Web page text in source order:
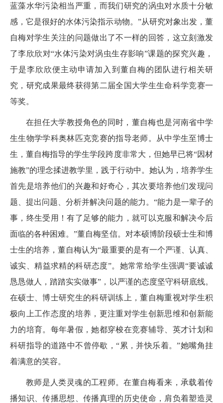
蓝藻水华污染相当严重，而我们研究的涡虫对水质十分敏
感，它是很好的水体污染指示动物。”从研究对象出发，董
自梅对学生关注的问题做出了不一样的回答，这立刻激发
了李欣欣对“水体污染对涡虫生存影响”课题的探究兴趣，
于是李欣欣便主动申请加入到董自梅的团队进行相关研
究，研究成果最终获得第二届全国大学生生命科学竞赛一
等奖。
在担任大学教授角色的同时，董自梅也是河南省中学
生生物学学科奥林匹克竞赛的指导老师。从中学生至博士
生，董自梅指导的学生学段跨度非常大，但她早已将“因材
施教”的理念揉进教学里，践于行动中。她认为，培养学生
首先是培养他们的兴趣和好奇心，其次要培养他们发现问
题、提出问题、分析并解决问题的能力。“能力是一辈子的
事，终生受用！有了足够的能力，就可以克服和解决今后
面临的各种困难。”董自梅坚信。对本硕博阶段硕士生和博
士生的培养，董自梅认为“最重要的是有一个严谨、认真、
诚实、精益求精的科研态度”。她常常给学生强调“要诚诚
恳恳做人，踏踏实实做事”，以严谨的态度坚守科研底线。
在硕士、博士研究生的科研训练上，董自梅重视对学生积
极向上工作态度的培养，更注重对学生创新思维和创新能
力的培育。每年暑假，她都穿梭在竞赛辅导、英才计划和
科研指导的道路中不曾停歇，“累，并快乐着。”她嘴角挂
着满意的笑容。
教师是人类灵魂的工程师。在董自梅看来，承载着传
播知识、传播思想、传播真理的历史使命，肩负着塑造灵